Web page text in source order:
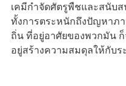
เคมีกำจัดศัตรูพืชและสนับ
ทั้งการตระหนักถึงปัญหาภ
ถิ่น ที่อยู่อาศัยของพวกมัน ก็
อยู่สร้างความสมดุลให้กับร